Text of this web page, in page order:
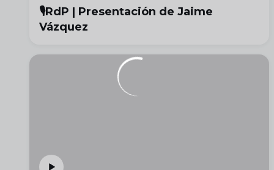
🎙️RdP | Presentación de Jaime
Vázquez